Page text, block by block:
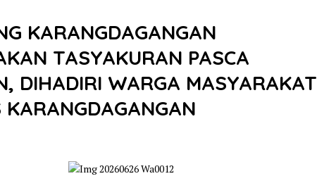
KARANGDAGANGAN
TASYAKURAN PASCA
DIHADIRI WARGA MASYARAKAT
KARANGDAGANGAN